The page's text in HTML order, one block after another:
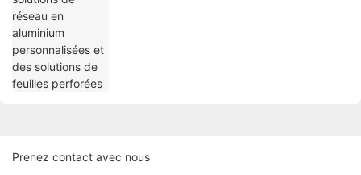
Prenez contact avec nous